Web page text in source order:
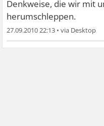
Denkweise, die wir mit
herumschleppen.
27.09.2010 22:13 •